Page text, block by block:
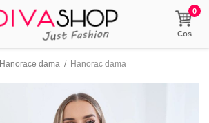
0
Cos
Hanorace dama / Hanorac dama